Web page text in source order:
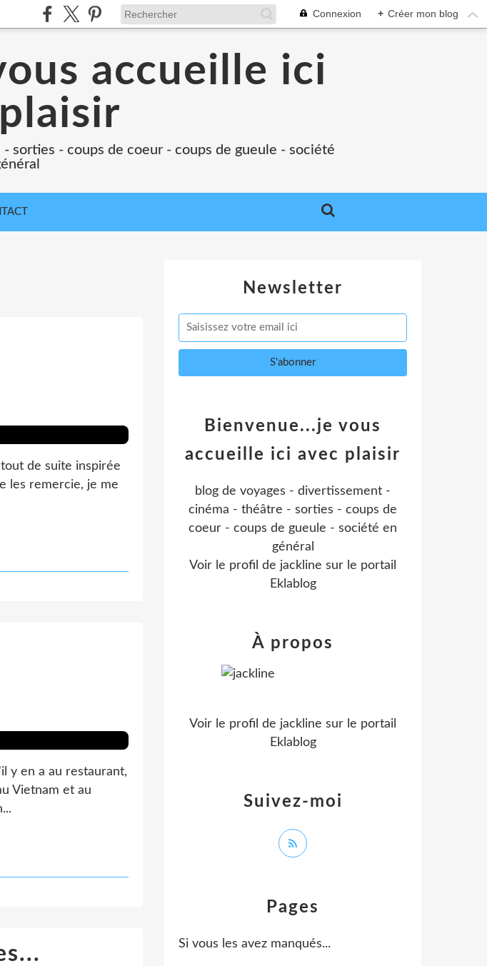
Connexion + Créer mon blog
accueille ici
sorties - coups de coeur - coups de gueule - société
de suite inspirée
les remercie, je me
y en a au restaurant,
Vietnam et au
Newsletter
Pages
Si vous les avez manqués...
Bienvenue...je vous
accueille ici avec plaisir
blog de voyages - divertissement -
cinéma - théâtre - sorties - coups de
coeur - coups de gueule - société en
général
Voir le profil de jackline sur le portail
Eklablog
Suivez-moi
À propos
Voir le profil de jackline sur le portail
Eklablog